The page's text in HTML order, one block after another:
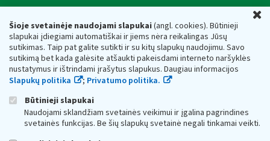
Šioje svetainėje naudojami slapukai(angl. cookies). Būtinieji
slapukai įdiegiami automatiškai ir jiems nėra reikalingas Jūsų
sutikimas. Taip pat galite sutikti ir su kitų slapukų naudojimu. Savo
sutikimą bet kada galėsite atšaukti pakeisdami interneto naršyklės
nustatymus ir ištrindami įrašytus slapukus. Daugiau informacijos
Slapukų politika
; Privatumo politika.
Būtinieji slapukai
Naudojami sklandžiam svetainės veikimui ir įgalina pagrindines
svetainės funkcijas. Be šių slapukų svetainė negali tinkamai veikti.
Respublikos finansų ministerijos
Biudžetinė įstaiga. Juridinio asmens kodas — 188659752,
adresas: Vasario 16-osios g. 14, 01107 Vilnius, Lietuva, el.paštas:
vmi@vmi.lt, E. pristatymo dėžutės adresas 188659752
Duomenys apie Valstybinę mokesčių inspekciją prie Lietuvos
Respublikos finansų ministerijos kaupiami ir saugomi Juridinių